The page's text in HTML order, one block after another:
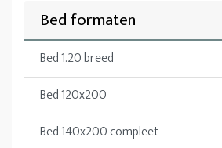
Bed formaten
Bed 1.20 breed
Bed 120x200
Bed 140x200 compleet